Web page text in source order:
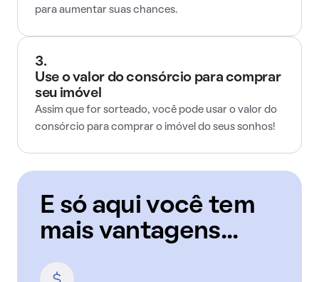
para aumentar suas chances.
3.
Use o valor do consórcio para comprar
seu imóvel
Assim que for sorteado, você pode usar o valor do
consórcio para comprar o imóvel do seus sonhos!
E só aqui você tem
mais vantagens...